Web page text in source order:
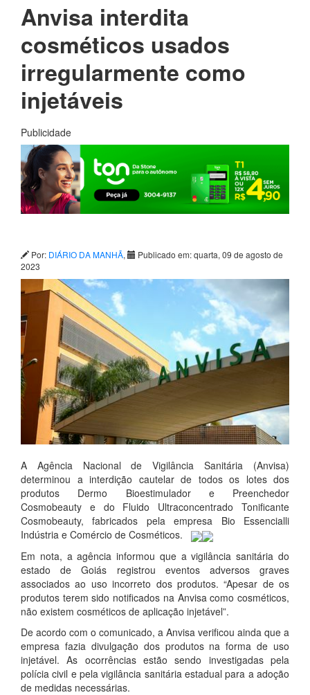
Anvisa interdita
cosméticos usados
irregularmente como
injetáveis
Publicidade
Por: DIÁRIO DA MANHÃ,
Publicado em: quarta, 09 de agosto de
2023
A Agência Nacional de Vigilância Sanitária (Anvisa)
determinou a interdição cautelar de todos os lotes dos
produtos Dermo Bioestimulador e Preenchedor
Cosmobeauty e do Fluido Ultraconcentrado Tonificante
Cosmobeauty, fabricados pela empresa Bio Essencialli
Indústria e Comércio de Cosméticos.
Em nota, a agência informou que a vigilância sanitária do
estado de Goiás registrou eventos adversos graves
associados ao uso incorreto dos produtos. “Apesar de os
produtos terem sido notificados na Anvisa como cosméticos,
não existem cosméticos de aplicação injetável”.
De acordo com o comunicado, a Anvisa verificou ainda que a
empresa fazia divulgação dos produtos na forma de uso
injetável. As ocorrências estão sendo investigadas pela
polícia civil e pela vigilância sanitária estadual para a adoção
de medidas necessárias.